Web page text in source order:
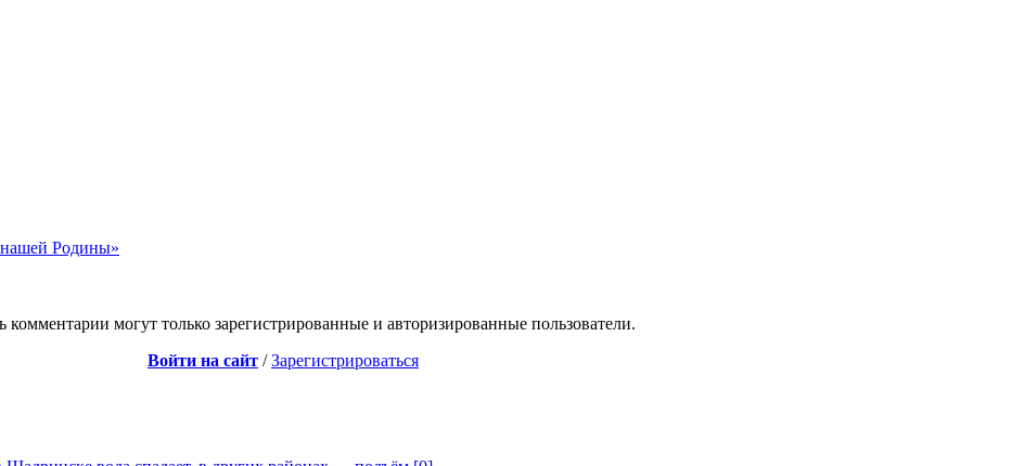
Родины»
комментарии могут только зарегистрированные и авторизированные пользователи.
Войти на сайт /Зарегистрироваться